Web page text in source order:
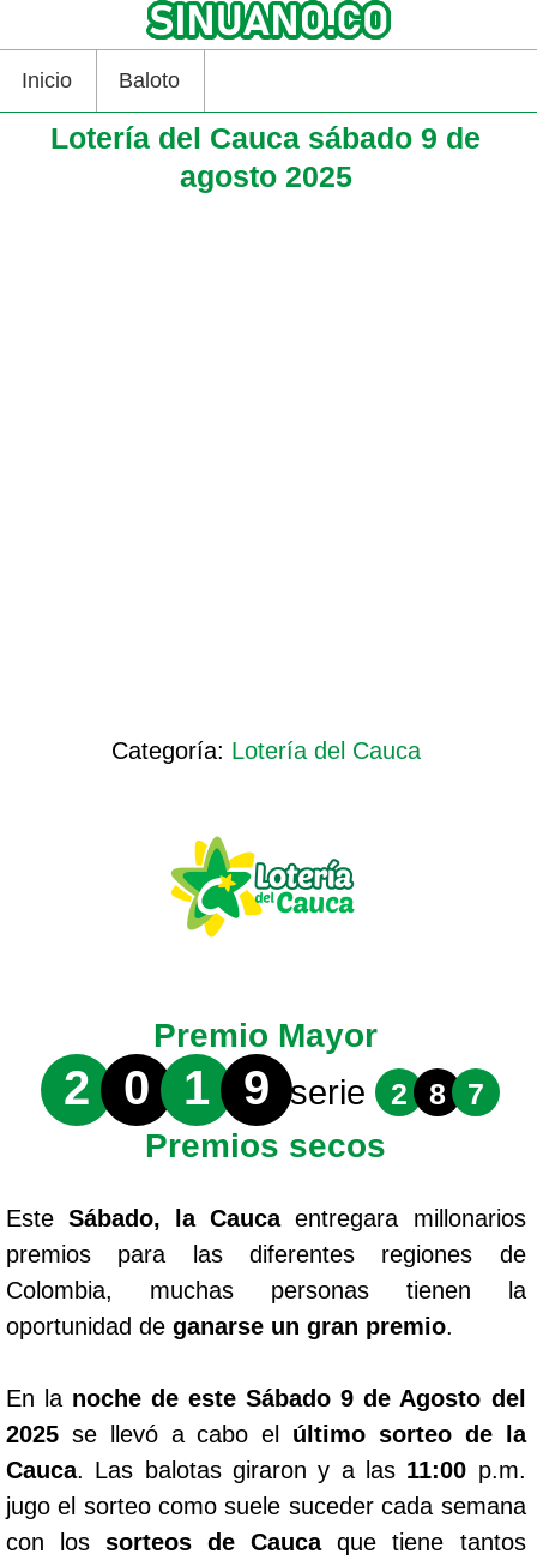
Inicio Baloto
Lotería del Cauca sábado 9 de
agosto 2025
Categoría: Lotería del Cauca
Premio Mayor
2 0 1 9 serie 2 8 7
Premios secos
EsteSábado, la Caucaentregara millonarios
premios para las diferentes regiones de
Colombia, muchas personas tienen la
oportunidad de ganarse un gran premio.
En la noche de este Sábado 9 de Agosto del
2025 se llevó a cabo el último sorteo de la
Cauca. Las balotas giraron y a las 11:00 p.m.
jugo el sorteo como suele suceder cada semana
con lossorteos de Caucaque tiene tantos